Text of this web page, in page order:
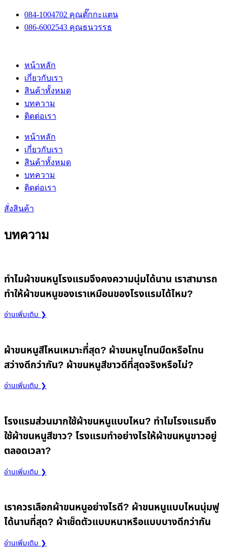
Skip
content
084-1004702 คุณตั๊กกะแตน
086-6002543 คุณธนวรรธ
หน้าหลัก
เกี่ยวกับเรา
สินค้าทั้งหมด
บทความ
ติดต่อเรา
หน้าหลัก
เกี่ยวกับเรา
สินค้าทั้งหมด
บทความ
ติดต่อเรา
สั่งสินค้า
บทความ
ทำไมผ้าขนหนูโรงแรมจึงคงความนุ่มได้นาน เราสามารถ
ทำให้ผ้าขนหนูของเราเหมือนของโรงแรมได้ไหม?
อ่านเพิ่มเติม ❯
ผ้าขนหนูสีไหนเหมาะที่สุด? ผ้าขนหนูโทนมืดหรือโทน
สว่างดีกว่ากัน? ผ้าขนหนูสีขาวดีที่สุดจริงหรือไม่?
อ่านเพิ่มเติม ❯
โรงแรมส่วนมากใช้ผ้าขนหนูแบบไหน? ทำไมโรงแรมถึง
ใช้ผ้าขนหนูสีขาว? โรงแรมทำอย่างไรให้ผ้าขนหนูขาวอยู่
ตลอดเวลา?
อ่านเพิ่มเติม ❯
เราควรเลือกผ้าขนหนูอย่างไรดี? ผ้าขนหนูแบบไหนนุ่มฟู
ได้นานที่สุด? ผ้าเช็ดตัวแบบหนาหรือแบบบางดีกว่ากัน
อ่านเพิ่มเติม ❯